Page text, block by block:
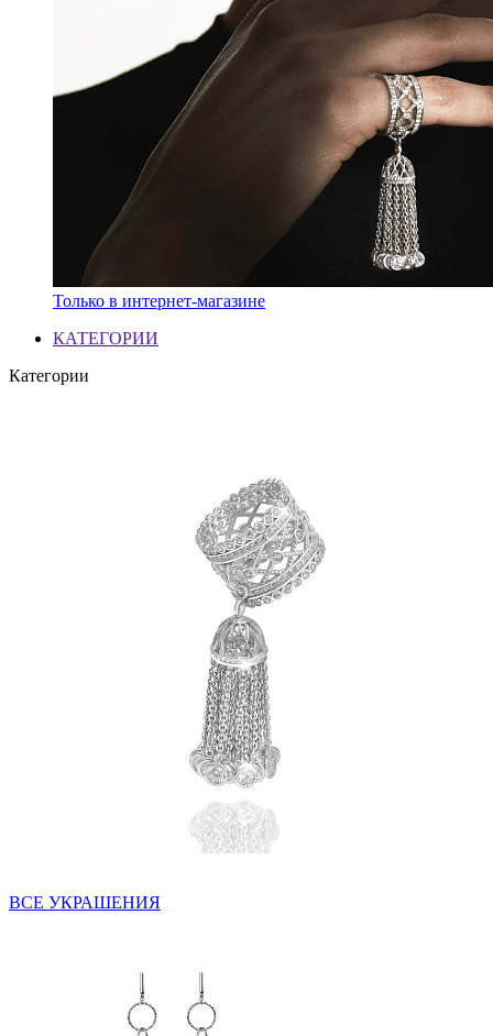
Только в интернет-магазине
КАТЕГОРИИ
Категории
ВСЕ УКРАШЕНИЯ